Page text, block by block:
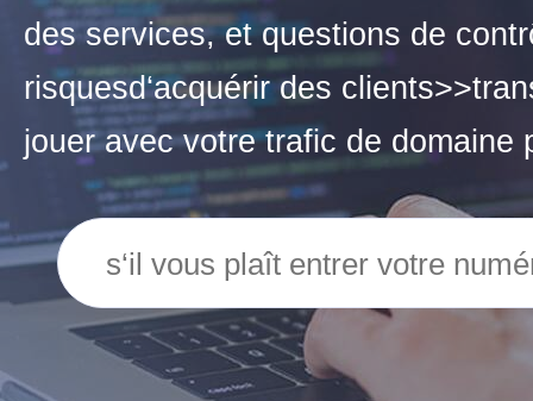
des services, et questions de
risquesd‘acquérir des
jouer avec votre trafic de domaine